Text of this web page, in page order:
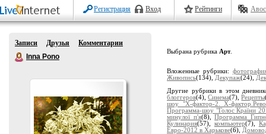
Регистрация Вход Рейтинги
Записи Друзья
Комментарии
Inna Pono
Выбрана рубрика Арт.
Вложенные рубрики:
Живопись(134), Декупаж(24),
Другие рубрики в этом
блоггеров(4),Синема(7),Рецепты
шоу "Х-фактор-2. Х-
Программа-шоу "Голос Країни
минулої п'я(8),Программа
Кулинария(57), компьютер(7),
Евро-2012 в Харькове(6),